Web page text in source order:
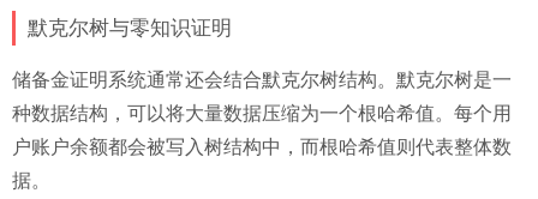
默克尔树与零知识证明
储备金证明系统通常还会结合默克尔树结构。默克尔树是一
种数据结构，可以将大量数据压缩为一个根哈希值。每个用
户账户余额都会被写入树结构中，而根哈希值则代表整体数
据。